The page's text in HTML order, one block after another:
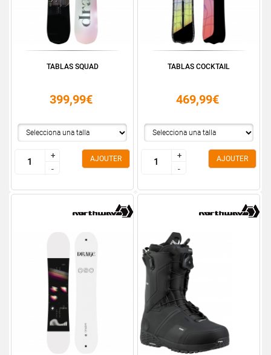
TABLAS SQUAD
399,99€
+
-
+
-
AJOUTER
TABLAS COCKTAIL
469,99€
+
-
+
-
AJOUTER